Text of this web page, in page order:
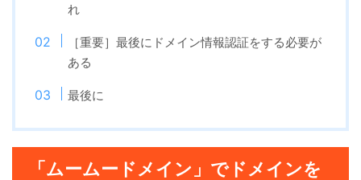
れ
［重要］最後にドメイン情報認証をする必要が
ある
最後に
「ムームードメイン」でドメインを